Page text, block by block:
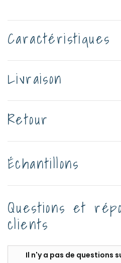
Caractéristiques
Livraison
Retour
Échantillons
Questions et
clients
Il n'y a pas de questions